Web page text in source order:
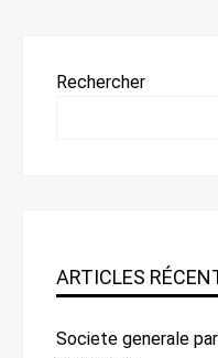
Rechercher
ARTICLES
Societe generale